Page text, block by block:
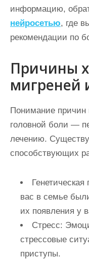
информацию,
нейросетью, где
рекомендации по
Причины
мигреней
Понимание причин
головной боли —
лечению.
способствующих
вас в семье
их появления у
Стресс:
стрессовые
приступы.